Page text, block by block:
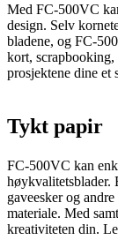
Med FC-500VC
design. Selv
bladene, og FC-
kort,
prosjektene dine et
Tykt papir
FC-500VC kan
høykvalitetsblader.
gaveesker og
materiale. Med
kreativiteten din.